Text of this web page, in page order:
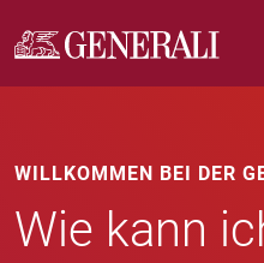
WILLKOMMEN BEI DER
Wie kann